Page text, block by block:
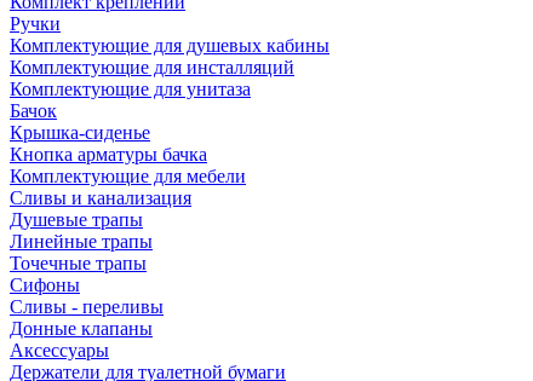
Ручки
Комплектующие для душевых кабины
Комплектующие для инсталляций
Комплектующие для унитаза
Бачок
Крышка-сиденье
Кнопка арматуры бачка
Комплектующие для мебели
Сливы и канализация
Душевые трапы
Линейные трапы
Точечные трапы
Сифоны
Сливы - переливы
Донные клапаны
Аксессуары
Держатели для туалетной бумаги